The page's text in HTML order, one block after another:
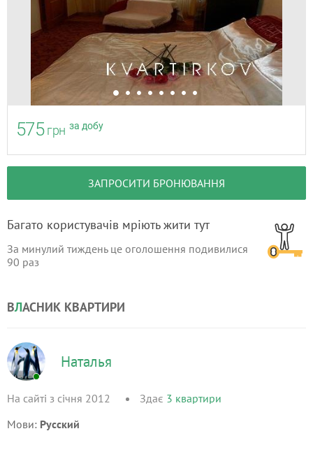
575 грн за добу
ЗАПРОСИТИ БРОНЮВАННЯ
Багато користувачів мріють жити тут
За минулий тиждень це оголошення подивилися
90 раз
ВЛАСНИК КВАРТИРИ
Наталья
На сайті з січня 2012 Здає 3 квартири
Мови: Русский